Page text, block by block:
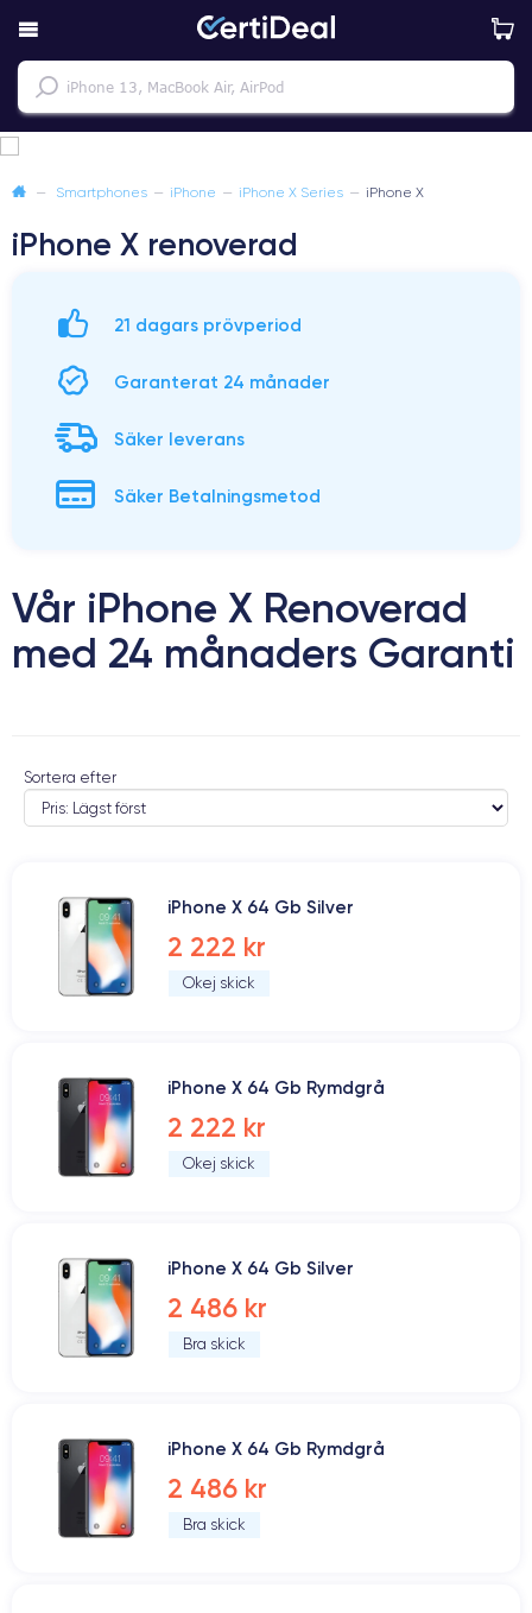
— Smartphones — iPhone — iPhone X Series — iPhone X
iPhone X renoverad
21 dagars prövperiod
Garanterat 24 månader
Säker leverans
Säker Betalningsmetod
Vår iPhone X Renoverad
med 24 månaders Garanti
Sortera efter
iPhone X 64 Gb Silver
2 222 kr
Okej skick
iPhone X 64 Gb Rymdgrå
2 222 kr
Okej skick
iPhone X 64 Gb Silver
2 486 kr
Bra skick
iPhone X 64 Gb Rymdgrå
2 486 kr
Bra skick